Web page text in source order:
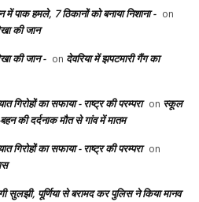
हमले, 7 ठिकानों को बनाया निशाना - on
की जान
की जान - on देवरिया में झपटमारी गैंग का
का सफाया - राष्ट्र की परम्परा on स्कूल
की दर्दनाक मौत से गांव में मातम
का सफाया - राष्ट्र की परम्परा on
सुलझी, पूर्णिया से बरामद कर पुलिस ने किया मानव